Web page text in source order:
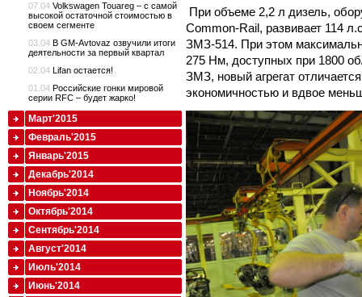
При объеме 2,2 л дизель,
Common-Rail, развивает 114
ЗМЗ-514. При этом
275 Нм, доступных при 1800
ЗМЗ, новый агрегат
экономичностью и вдвое
07.04 Volkswagen Touareg – с самой
высокой остаточной стоимостью в
своем сегменте
03.04 В GM-Avtovaz озвучили итоги
деятельности за первый квартал
02.04 Lifan остается!
01.04 Российские гонки мировой
серии RFC – будет жарко!
Март'2015
Февраль'2015
Январь'2015
Декабрь'2014
Ноябрь'2014
Октябрь'2014
Сентябрь'2014
Август'2014
Июль'2014
Июнь'2014